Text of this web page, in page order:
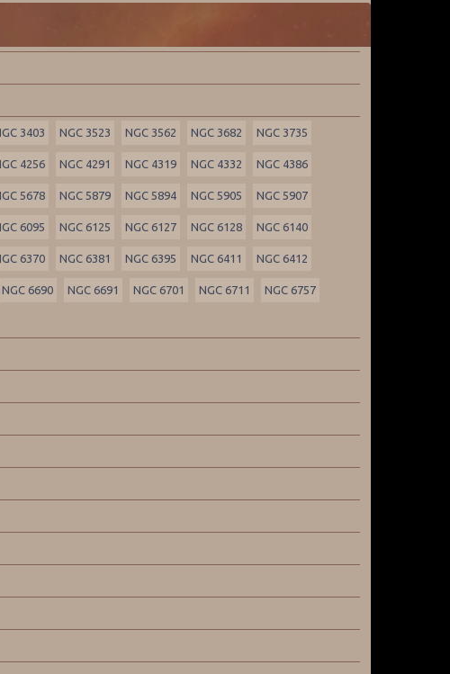
3403 NGC 3523 NGC 3562 NGC 3682 NGC 3735
4256 NGC 4291 NGC 4319 NGC 4332 NGC 4386
5678 NGC 5879 NGC 5894 NGC 5905 NGC 5907
6095 NGC 6125 NGC 6127 NGC 6128 NGC 6140
6370 NGC 6381 NGC 6395 NGC 6411 NGC 6412
NGC 6690 NGC 6691 NGC 6701 NGC 6711 NGC 6757